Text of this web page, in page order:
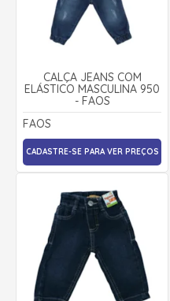
CALÇA JEANS COM
ELÁSTICO MASCULINA 950
- FAOS
FAOS
CADASTRE-SE PARA VER PREÇOS